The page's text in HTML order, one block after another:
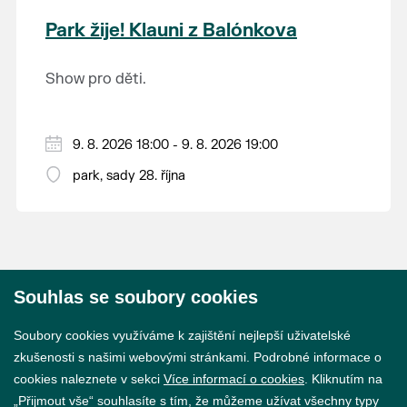
krajina na světě, která je zapsána na Seznam
světového přírodního a kulturního dědictví
Park žije! Klauni z Balónkova
Show pro děti.
9. 8. 2026 18:00 - 9. 8. 2026 19:00
park, sady 28. října
Souhlas se soubory cookies
Soubory cookies využíváme k zajištění nejlepší uživatelské
zkušenosti s našimi webovými stránkami. Podrobné informace o
cookies naleznete v sekci Více informací o cookies . Kliknutím na
„Přijmout vše“ souhlasíte s tím, že můžeme užívat všechny typy